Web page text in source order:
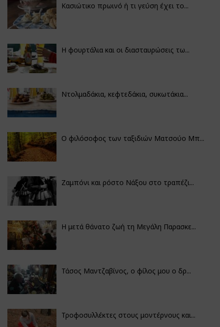
Κασιώτικο πρωινό ή τι γεύση έχει το...
Η φουρτάλια και οι διασταυρώσεις τω...
Ντολμαδάκια, κεφτεδάκια, συκωτάκια...
Ο φιλόσοφος των ταξιδιών Ματσούο Μπ...
Ζαμπόνι και ρόστο Νάξου στο τραπέζι...
Η μετά θάνατο ζωή τη Μεγάλη Παρασκε...
Τάσος Μαντζαβίνος, ο φίλος μου ο δρ...
Τροφοσυλλέκτες στους μοντέρνους και...